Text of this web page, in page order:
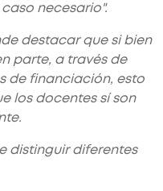
necesario".
destacar que si bien
parte, a través de
de financiación, esto
los docentes sí son
distinguir diferentes